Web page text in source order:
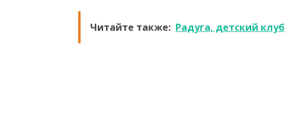
Читайте также: Радуга, детский клуб